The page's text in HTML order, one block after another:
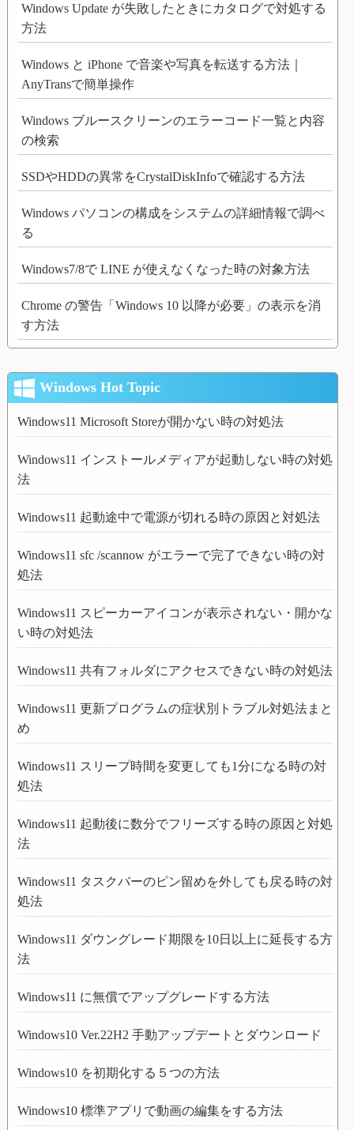
Windows Update が失敗したときにカタログで対処する
方法
Windows と iPhone で音楽や写真を転送する方法｜
AnyTransで簡単操作
Windows ブルースクリーンのエラーコード一覧と内容
の検索
SSDやHDDの異常をCrystalDiskInfoで確認する方法
Windows パソコンの構成をシステムの詳細情報で調べ
る
Windows7/8で LINE が使えなくなった時の対象方法
Chrome の警告「Windows 10 以降が必要」の表示を消
す方法
Windows Hot Topic
Windows11 Microsoft Storeが開かない時の対処法
Windows11 インストールメディアが起動しない時の対処
法
Windows11 起動途中で電源が切れる時の原因と対処法
Windows11 sfc /scannow がエラーで完了できない時の対
処法
Windows11 スピーカーアイコンが表示されない・開かな
い時の対処法
Windows11 共有フォルダにアクセスできない時の対処法
Windows11 更新プログラムの症状別トラブル対処法まと
め
Windows11 スリープ時間を変更しても1分になる時の対
処法
Windows11 起動後に数分でフリーズする時の原因と対処
法
Windows11 タスクバーのピン留めを外しても戻る時の対
処法
Windows11 ダウングレード期限を10日以上に延長する方
法
Windows11 に無償でアップグレードする方法
Windows10 Ver.22H2 手動アップデートとダウンロード
Windows10 を初期化する５つの方法
Windows10 標準アプリで動画の編集をする方法